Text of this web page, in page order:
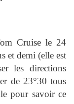
Cruise le 24
et demi (elle est
les directions
de 23°30 tous
pour savoir ce